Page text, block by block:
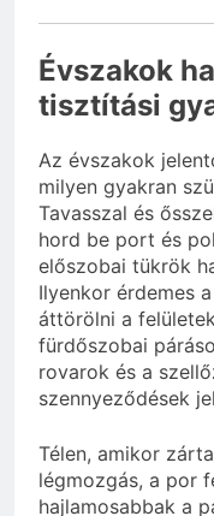
Évszakok
tisztítási
Az évszakok
milyen gyakran
Tavasszal és
hord be port és
előszobai tükrök
Ilyenkor érdemes
áttörölni a
fürdőszobai
rovarok és a
szennyeződések
Télen, amikor
légmozgás, a por
hajlamosabbak a